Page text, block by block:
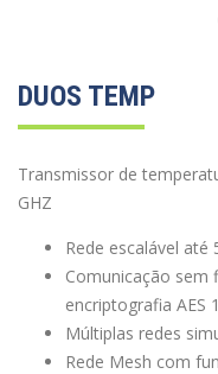
DUOS TEMP
Transmissor de
GHZ
Rede escalável até
Comunicação sem
encriptografia AES
Múltiplas redes
Rede Mesh com